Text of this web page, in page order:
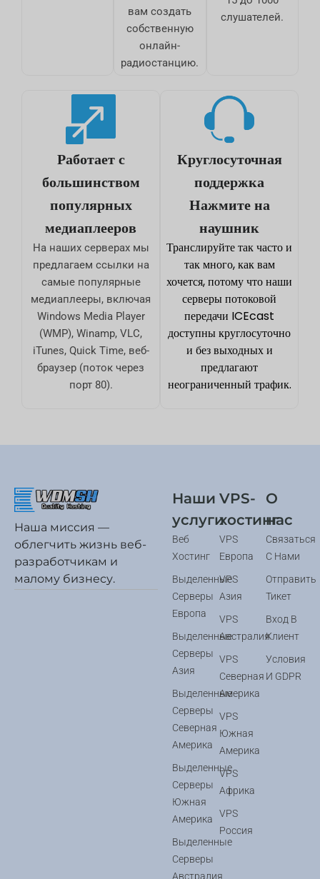
вам создать
собственную
онлайн-
радиостанцию.
слушателей.
Работает с
большинством
популярных
медиаплееров
На наших серверах мы
предлагаем ссылки на
самые популярные
медиаплееры, включая
Windows Media Player
(WMP), Winamp, VLC,
iTunes, Quick Time, веб-
браузер (поток через
порт 80).
Круглосуточная
поддержка
Нажмите на
наушник
Транслируйте так часто и
так много, как вам
хочется, потому что наши
серверы потоковой
передачи ICEcast
доступны круглосуточно
и без выходных и
предлагают
неограниченный трафик.
Наша миссия —
облегчить жизнь веб-
разработчикам и
малому бизнесу.
Наши
услуги
Веб
Хостинг
Выделенные
Серверы
Европа
Выделенные
Серверы
Азия
Выделенные
Серверы
Северная
Америка
Выделенные
Серверы
Южная
Америка
Выделенные
Серверы
Австралия
VPS-
хостинг
VPS
Европа
VPS
Азия
VPS
Австралия
VPS
Северная
Америка
VPS
Южная
Америка
VPS
Африка
VPS
Россия
О
нас
Связаться
С Нами
Отправить
Тикет
Вход В
Клиент
Условия
И GDPR